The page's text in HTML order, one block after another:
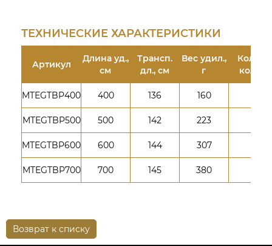
i
e
s
р
к
е
ТЕХНИЧЕСКИЕ ХАРАКТЕРИСТИКИ
Артикул
Длина уд.,
см
Трансп.
дл., см
Вес удил.,
г
Кол-во
колец
MTEGTBP400 400 136 160
MTEGTBP500 500 142 223
MTEGTBP600 600 144 307
MTEGTBP700 700 145 380
Возврат к списку